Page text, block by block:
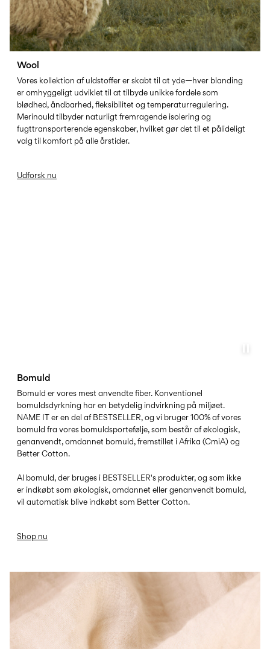
school
6–
14
år
play
1½–
8
år
18
måneder
6–
14
år
27-
35
Log
ind
Har
du
spørgsmål?
Wool
Vores kollektion af uldstoffer er skabt til at yde—hver blanding
er omhyggeligt udviklet til at tilbyde unikke fordele som
blødhed, åndbarhed, fleksibilitet og temperaturregulering.
Merinould tilbyder naturligt fremragende isolering og
fugttransporterende egenskaber, hvilket gør det til et pålideligt
valg til komfort på alle årstider.
Udforsk nu
Bomuld
Bomuld er vores mest anvendte fiber. Konventionel
bomuldsdyrkning har en betydelig indvirkning på miljøet.
NAME IT er en del af BESTSELLER, og vi bruger 100% af vores
bomuld fra vores bomuldsportefølje, som består af økologisk,
genanvendt, omdannet bomuld, fremstillet i Afrika (CmiA) og
Better Cotton.
Al bomuld, der bruges i BESTSELLER's produkter, og som ikke
er indkøbt som økologisk, omdannet eller genanvendt bomuld,
vil automatisk blive indkøbt som Better Cotton.
Shop nu
ORG-COTTON